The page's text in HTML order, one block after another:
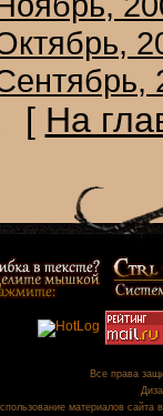
[ На
Все права
материалов сайта